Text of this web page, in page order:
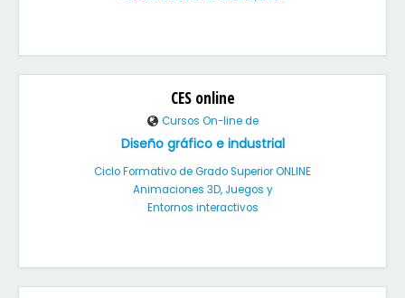
CES online
Cursos On-line de
Diseño gráfico e industrial
Ciclo Formativo de Grado Superior ONLINE
Animaciones 3D, Juegos y
Entornos interactivos